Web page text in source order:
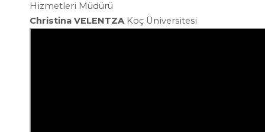
Hizmetleri Müdürü
Christina VELENTZA Koç Üniversitesi